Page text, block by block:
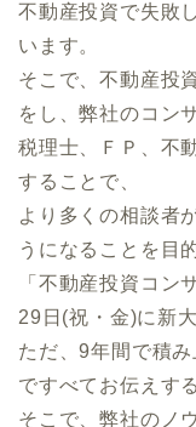
不動産投資で失敗
います。
そこで、不動産投
をし、弊社のコン
税理士、ＦＰ、不
することで、
より多くの相談者
うになることを目
「不動産投資コン
29日(祝・金)に新
ただ、9年間で積
ですべてお伝えす
そこで、弊社のノ